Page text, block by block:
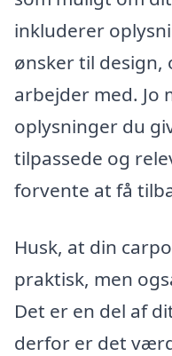
inkluderer
ønsker til design,
arbejder med. Jo
oplysninger du
tilpassede og
forvente at få
Husk, at din
praktisk, men
Det er en del af
derfor er det